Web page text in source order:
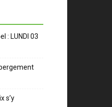
: LUNDI 03
s’y